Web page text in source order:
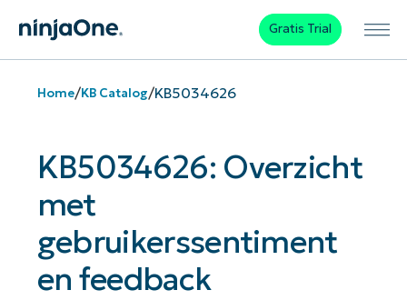
Gratis Trial
Home/KB Catalog/KB5034626
KB5034626: Overzicht
met
gebruikerssentiment
en feedback